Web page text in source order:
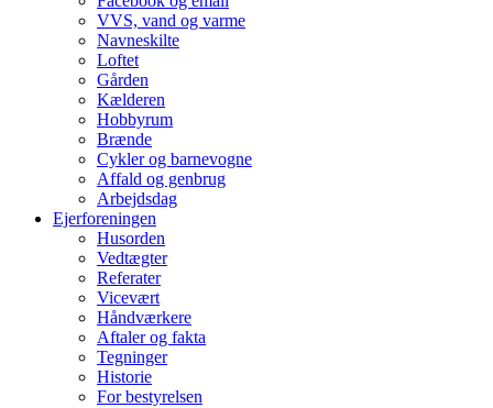
VVS, vand og varme
Navneskilte
Loftet
Gården
Kælderen
Hobbyrum
Brænde
Cykler og barnevogne
Affald og genbrug
Arbejdsdag
Ejerforeningen
Husorden
Vedtægter
Referater
Vicevært
Håndværkere
Aftaler og fakta
Tegninger
Historie
For bestyrelsen